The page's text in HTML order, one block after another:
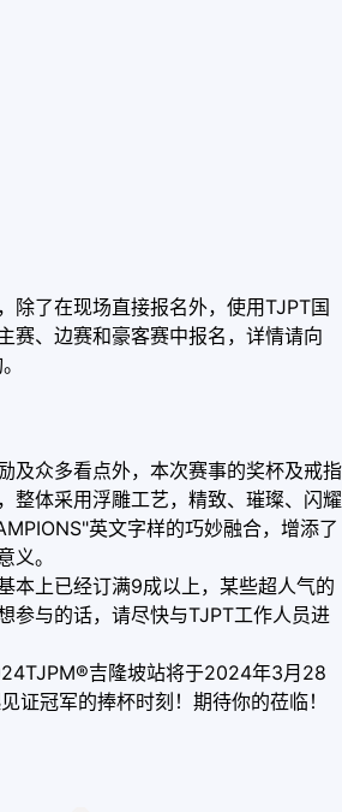
除了在现场直接报名外，使用TJPT国
赛、边赛和豪客赛中报名，详情请向
及众多看点外，本次赛事的奖杯及戒指
整体采用浮雕工艺，精致、璀璨、闪耀
英文字样的巧妙融合，增添了
义。
本上已经订满9成以上，某些超人气的
参与的话，请尽快与TJPT工作人员进
吉隆坡站将于2024年3月28
证冠军的捧杯时刻！期待你的莅临！